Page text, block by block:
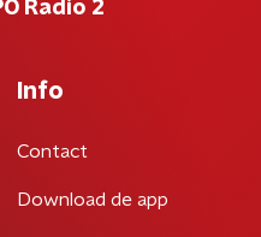
Radio 2
Info
Contact
Download de app